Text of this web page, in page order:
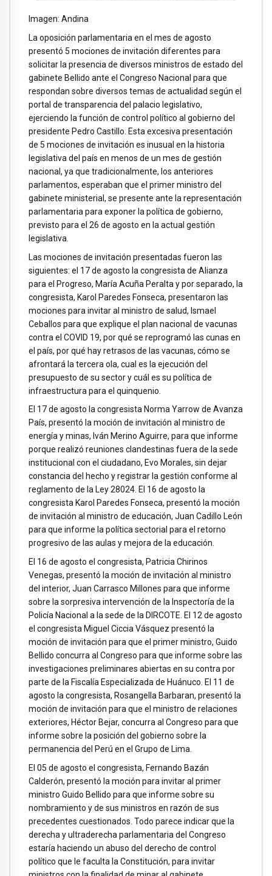
Imagen: Andina
La oposición parlamentaria en el mes de agosto
presentó 5 mociones de invitación diferentes para
solicitar la presencia de diversos ministros de estado del
gabinete Bellido ante el Congreso Nacional para que
respondan sobre diversos temas de actualidad según el
portal de transparencia del palacio legislativo,
ejerciendo la función de control político al gobierno del
presidente Pedro Castillo. Esta excesiva presentación
de 5 mociones de invitación es inusual en la historia
legislativa del país en menos de un mes de gestión
nacional, ya que tradicionalmente, los anteriores
parlamentos, esperaban que el primer ministro del
gabinete ministerial, se presente ante la representación
parlamentaria para exponer la política de gobierno,
previsto para el 26 de agosto en la actual gestión
legislativa.
Las mociones de invitación presentadas fueron las
siguientes: el 17 de agosto la congresista de Alianza
para el Progreso, María Acuña Peralta y por separado, la
congresista, Karol Paredes Fonseca, presentaron las
mociones para invitar al ministro de salud, Ismael
Ceballos para que explique el plan nacional de vacunas
contra el COVID 19, por qué se reprogramó las cunas en
el país, por qué hay retrasos de las vacunas, cómo se
afrontará la tercera ola, cual es la ejecución del
presupuesto de su sector y cuál es su política de
infraestructura para el quinquenio.
El 17 de agosto la congresista Norma Yarrow de Avanza
País, presentó la moción de invitación al ministro de
energía y minas, Iván Merino Aguirre, para que informe
porque realizó reuniones clandestinas fuera de la sede
institucional con el ciudadano, Evo Morales, sin dejar
constancia del hecho y registrar la gestión conforme al
reglamento de la Ley 28024. El 16 de agosto la
congresista Karol Paredes Fonseca, presentó la moción
de invitación al ministro de educación, Juan Cadillo León
para que informe la política sectorial para el retorno
progresivo de las aulas y mejora de la educación.
El 16 de agosto el congresista, Patricia Chirinos
Venegas, presentó la moción de invitación al ministro
del interior, Juan Carrasco Millones para que informe
sobre la sorpresiva intervención de la Inspectoría de la
Policía Nacional a la sede de la DIRCOTE. El 12 de agosto
el congresista Miguel Ciccia Vásquez presentó la
moción de invitación para que el primer ministro, Guido
Bellido concurra al Congreso para que informe sobre las
investigaciones preliminares abiertas en su contra por
parte de la Fiscalía Especializada de Huánuco. El 11 de
agosto la congresista, Rosangella Barbaran, presentó la
moción de invitación para que el ministro de relaciones
exteriores, Héctor Bejar, concurra al Congreso para que
informe sobre la posición del gobierno sobre la
permanencia del Perú en el Grupo de Lima.
El 05 de agosto el congresista, Fernando Bazán
Calderón, presentó la moción para invitar al primer
ministro Guido Bellido para que informe sobre su
nombramiento y de sus ministros en razón de sus
precedentes cuestionados. Todo parece indicar que la
derecha y ultraderecha parlamentaria del Congreso
estaría haciendo un abuso del derecho de control
político que le faculta la Constitución, para invitar